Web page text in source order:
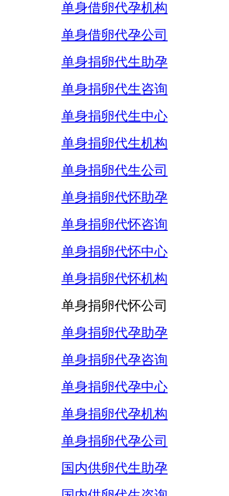
单身借卵代孕机构
单身借卵代孕公司
单身捐卵代生助孕
单身捐卵代生咨询
单身捐卵代生中心
单身捐卵代生机构
单身捐卵代生公司
单身捐卵代怀助孕
单身捐卵代怀咨询
单身捐卵代怀中心
单身捐卵代怀机构
单身捐卵代怀公司
单身捐卵代孕助孕
单身捐卵代孕咨询
单身捐卵代孕中心
单身捐卵代孕机构
单身捐卵代孕公司
国内供卵代生助孕